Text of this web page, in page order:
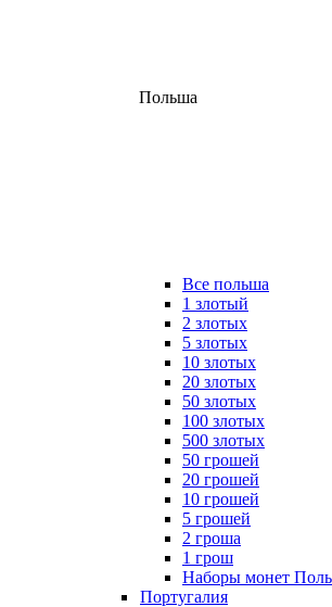
Польша
Все польша
1 злотый
2 злотых
5 злотых
10 злотых
20 злотых
50 злотых
100 злотых
500 злотых
50 грошей
20 грошей
10 грошей
5 грошей
2 гроша
1 грош
Наборы монет
Португалия